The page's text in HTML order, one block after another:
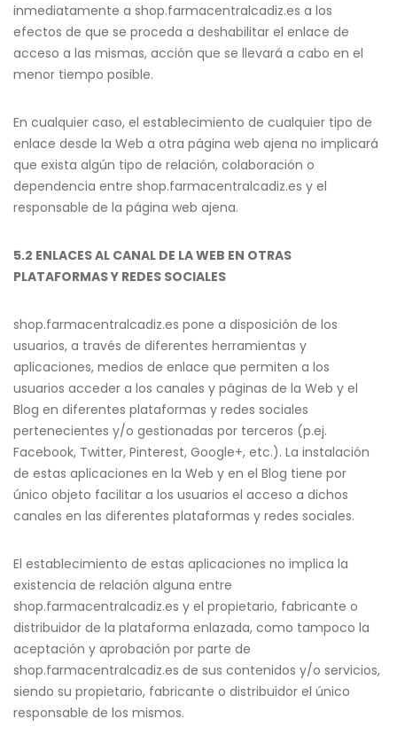
inmediatamente a shop.farmacentralcadiz.es a los
efectos de que se proceda a deshabilitar el enlace de
acceso a las mismas, acción que se llevará a cabo en el
menor tiempo posible.
En cualquier caso, el establecimiento de cualquier tipo de
enlace desde la Web a otra página web ajena no implicará
que exista algún tipo de relación, colaboración o
dependencia entre shop.farmacentralcadiz.es y el
responsable de la página web ajena.
5.2 ENLACES AL CANAL DE LA WEB EN OTRAS
PLATAFORMAS Y REDES SOCIALES
shop.farmacentralcadiz.es pone a disposición de los
usuarios, a través de diferentes herramientas y
aplicaciones, medios de enlace que permiten a los
usuarios acceder a los canales y páginas de la Web y el
Blog en diferentes plataformas y redes sociales
pertenecientes y/o gestionadas por terceros (p.ej.
Facebook, Twitter, Pinterest, Google+, etc.). La instalación
de estas aplicaciones en la Web y en el Blog tiene por
único objeto facilitar a los usuarios el acceso a dichos
canales en las diferentes plataformas y redes sociales.
El establecimiento de estas aplicaciones no implica la
existencia de relación alguna entre
shop.farmacentralcadiz.es y el propietario, fabricante o
distribuidor de la plataforma enlazada, como tampoco la
aceptación y aprobación por parte de
shop.farmacentralcadiz.es de sus contenidos y/o servicios,
siendo su propietario, fabricante o distribuidor el único
responsable de los mismos.